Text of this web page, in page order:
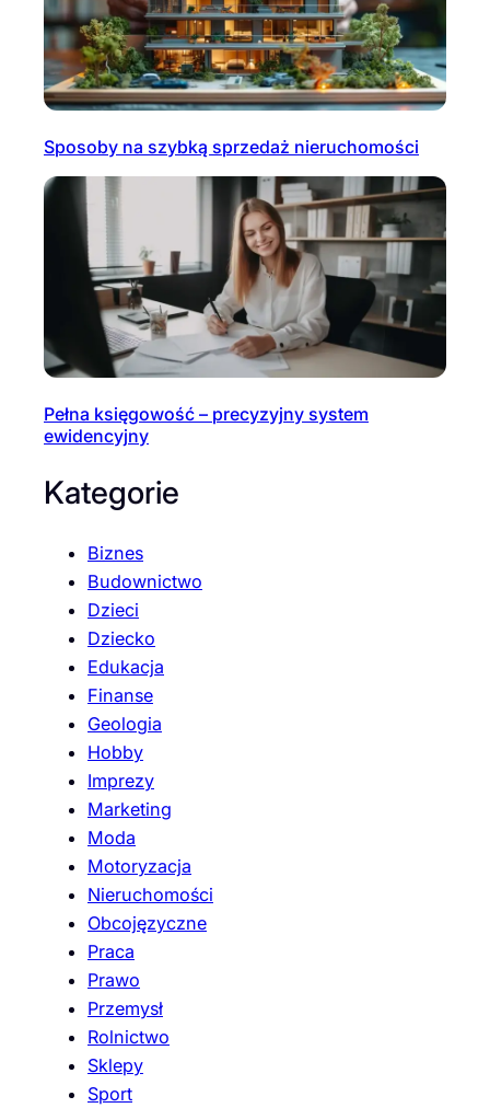
Sposoby na szybką sprzedaż nieruchomości
Pełna księgowość – precyzyjny system
ewidencyjny
Kategorie
Biznes
Budownictwo
Dzieci
Dziecko
Edukacja
Finanse
Geologia
Hobby
Imprezy
Marketing
Moda
Motoryzacja
Nieruchomości
Obcojęzyczne
Praca
Prawo
Przemysł
Rolnictwo
Sklepy
Sport